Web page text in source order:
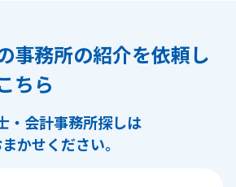
事務所の紹介を依頼し
ちら
・会計事務所探しは
かせください。